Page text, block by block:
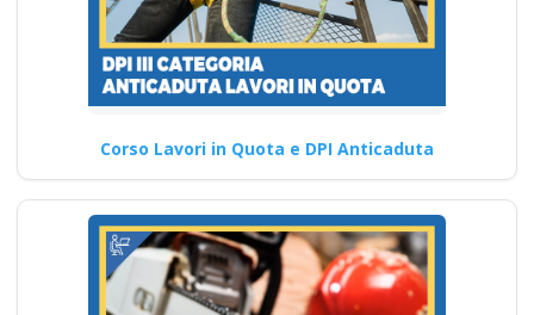
Corso Lavori in Quota e DPI Anticaduta